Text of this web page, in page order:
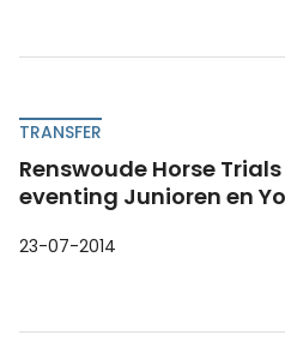
TRANSFER
Renswoude Horse
eventing Junioren en
23-07-2014